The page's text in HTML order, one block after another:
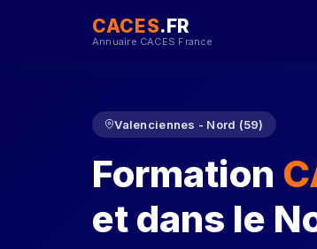
CACES.FR
Annuaire CACES France
Valenciennes - Nord (59)
Formation
et dans le